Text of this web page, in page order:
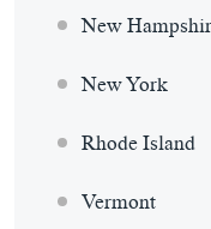
New
New York
Rhode Island
Vermont